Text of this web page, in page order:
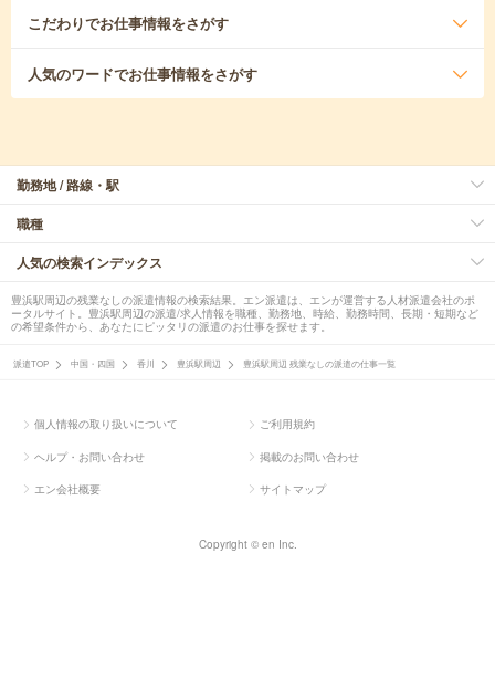
こだわりでお仕事情報をさがす
人気のワードでお仕事情報をさがす
勤務地 / 路線・駅
職種
人気の検索インデックス
豊浜駅周辺の残業なしの派遣情報の検索結果。エン派遣は、エンが運営する人材派遣会社のポ
ータルサイト。豊浜駅周辺の派遣/求人情報を職種、勤務地、時給、勤務時間、長期・短期など
の希望条件から、あなたにピッタリの派遣のお仕事を探せます。
派遣TOP 中国・四国 香川 豊浜駅周辺 豊浜駅周辺 残業なしの派遣の仕事一覧
個人情報の取り扱いについて ご利用規約
ヘルプ・お問い合わせ 掲載のお問い合わせ
エン会社概要 サイトマップ
Copyright © en Inc.